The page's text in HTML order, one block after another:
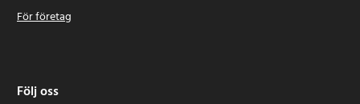
För företag
Följ oss